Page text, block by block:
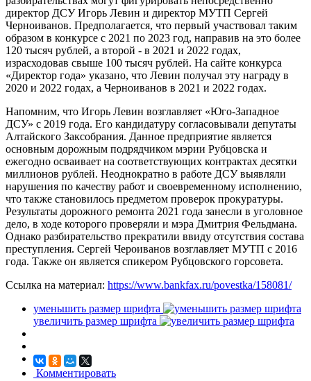
директор ДСУ Игорь Левин и директор МУТП Сергей
Черноиванов. Предполагается, что первый участвовал таким
образом в конкурсе с 2021 по 2023 год, направив на это более
120 тысяч рублей, а второй - в 2021 и 2022 годах,
израсходовав свыше 100 тысяч рублей. На сайте конкурса
«Директор года» указано, что Левин получал эту награду в
2020 и 2022 годах, а Черноиванов в 2021 и 2022 годах.
Напомним, что Игорь Левин возглавляет «Юго-Западное
ДСУ» с 2019 года. Его кандидатуру согласовывали депутаты
Алтайского Заксобрания. Данное предприятие является
основным дорожным подрядчиком мэрии Рубцовска и
ежегодно осваивает на соответствующих контрактах десятки
миллионов рублей. Неоднократно в работе ДСУ выявляли
нарушения по качеству работ и своевременному исполнению,
что также становилось предметом проверок прокуратуры.
Результаты дорожного ремонта 2021 года занесли в уголовное
дело, в ходе которого проверяли и мэра Дмитрия Фельдмана.
Однако разбирательство прекратили ввиду отсутствия состава
преступления. Сергей Чероиванов возглавляет МУТП с 2016
года. Также он является спикером Рубцовского горсовета.
Ссылка на материал: https://www.bankfax.ru/povestka/158081/
уменьшить размер шрифта
увеличить размер шрифта
Комментировать